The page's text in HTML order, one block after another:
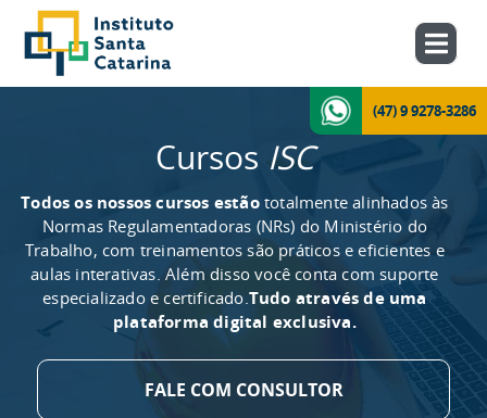
(47) 9 9278-3286
Cursos ISC
Todos os nossos cursos estãototalmente alinhados às
Normas Regulamentadoras (NRs) do Ministério do
Trabalho, com treinamentos são práticos e eficientes e
aulas interativas. Além disso você conta com suporte
especializado e certificado.Tudo através de uma
plataforma digital exclusiva.
FALE COM CONSULTOR